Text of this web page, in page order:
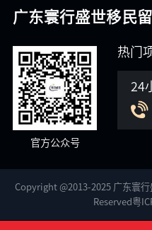
广东寰行盛世移民
官方公众号
热门
24
Copyright @2013-2025 广东寰
Reserved粤